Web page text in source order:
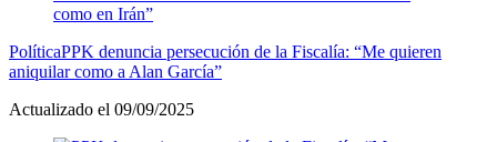
PolíticaPPK denuncia persecución de la Fiscalía: “Me quieren
aniquilar como a Alan García”
Actualizado el 09/09/2025